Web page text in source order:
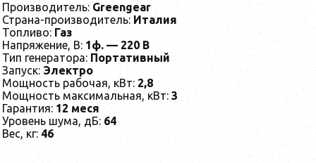
Производитель: Greengear
Страна-производитель: Италия
Топливо: Газ
Напряжение, В: 1ф. — 220 В
Тип генератора:Портативный
Запуск: Электро
Мощность рабочая, кВт: 2,8
Мощность максимальная, кВт: 3
Гарантия: 12 меся
Уровень шума, дБ: 64
Вес, кг: 46